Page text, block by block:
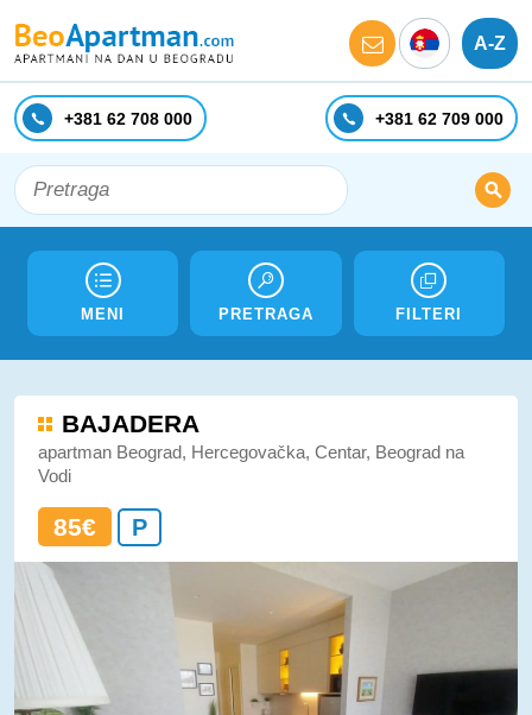
A-Z
+381 62 708 000 +381 62 709 000
MENI PRETRAGA FILTERI
BAJADERA
apartman Beograd, Hercegovačka, Centar, Beograd na
Vodi
85€ P